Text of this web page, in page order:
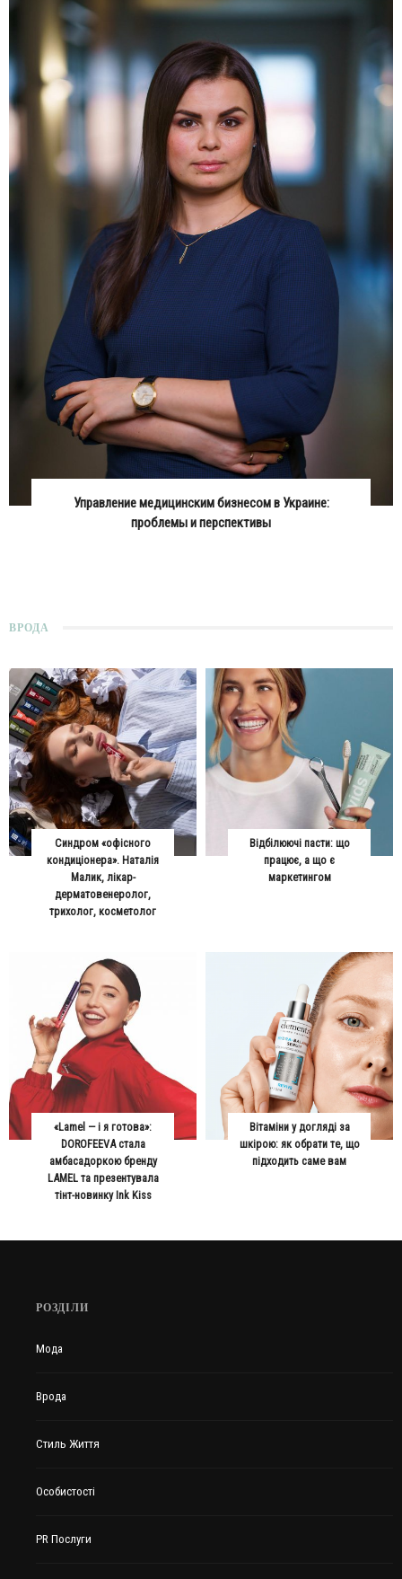
Управление медицинским бизнесом в Украине:
проблемы и перспективы
ВРОДА
Синдром «офісного
кондиціонера». Наталія
Малик, лікар-
дерматовенеролог,
трихолог, косметолог
Відбілюючі пасти: що
працює, а що є
маркетингом
«Lamel — і я готова»:
DOROFEEVA стала
амбасадоркою бренду
LAMEL та презентувала
тінт-новинку Ink Kiss
Вітаміни у догляді за
шкірою: як обрати те, що
підходить саме вам
РОЗДІЛИ
Мода
Врода
Стиль Життя
Особистості
PR Послуги